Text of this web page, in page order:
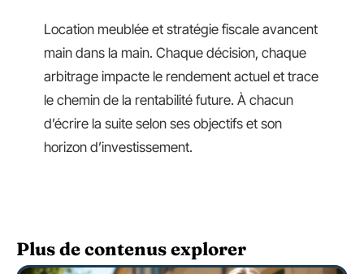
Location meublée et stratégie fiscale avancent
main dans la main. Chaque décision, chaque
arbitrage impacte le rendement actuel et trace
le chemin de la rentabilité future. À chacun
d’écrire la suite selon ses objectifs et son
horizon d’investissement.
Plus de contenus explorer